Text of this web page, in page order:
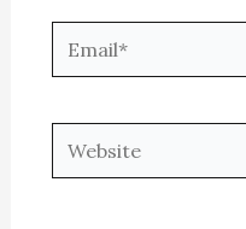
Email*
Website